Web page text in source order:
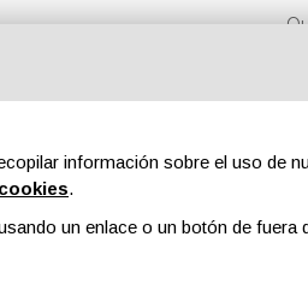
Publicidad Contenidos
información sobre el uso de
.
un enlace o un botón de